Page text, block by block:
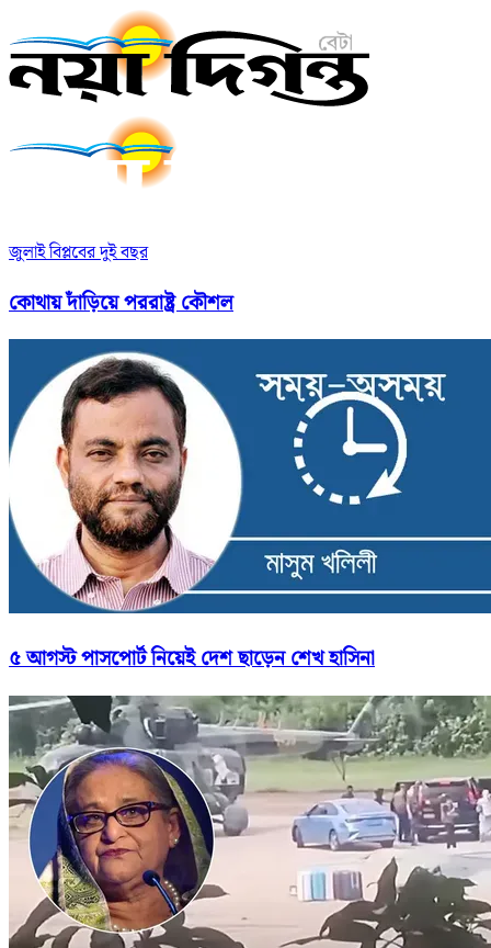
জুলাই বিপ্লবের দুই বছর
কোথায় দাঁড়িয়ে পররাষ্ট্র কৌশল
৫ আগস্ট পাসপোর্ট নিয়েই দেশ ছাড়েন শেখ হাসিনা